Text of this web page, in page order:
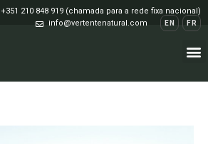
+351 210 848 919 (chamada para a rede fixa nacional)
info@vertentenatural.com
EN FR